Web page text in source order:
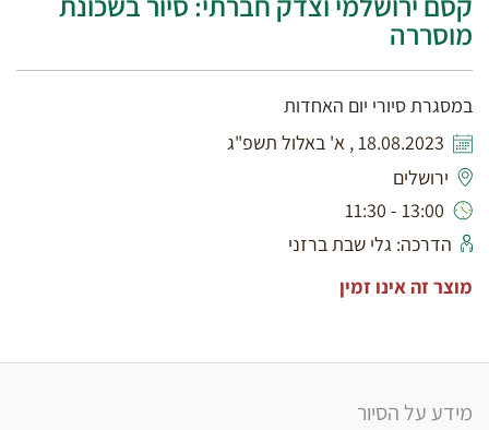
מוסררה
במסגרת סיורי יום האחדות
18.08.2023 , א' באלול תשפ"ג
ירושלים
13:00 - 11:30
הדרכה: גלי שבת ברזני
מוצר זה אינו זמין
מידע על הסיור